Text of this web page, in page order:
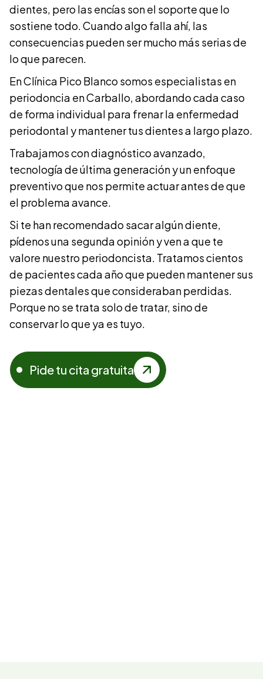
dientes, pero las encías son el soporte que lo
sostiene todo. Cuando algo falla ahí, las
consecuencias pueden ser mucho más serias de
lo que parecen.
En Clínica Pico Blanco somos especialistas en
periodoncia en Carballo, abordando cada caso
de forma individual para frenar la enfermedad
periodontal y mantener tus dientes a largo plazo.
Trabajamos con diagnóstico avanzado,
tecnología de última generación y un enfoque
preventivo que nos permite actuar antes de que
el problema avance.
Si te han recomendado sacar algún diente,
pídenos una segunda opinión y ven a que te
valore nuestro periodoncista. Tratamos cientos
de pacientes cada año que pueden mantener sus
piezas dentales que consideraban perdidas.
Porque no se trata solo de tratar, sino de
conservar lo que ya es tuyo.
Pide tu cita gratuita